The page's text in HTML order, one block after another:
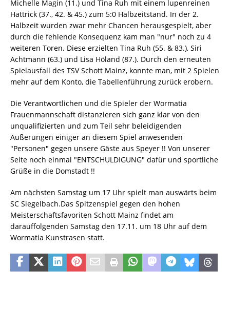
Michelle Magin (11.) und Tina Ruh mit einem lupenreinen
Hattrick (37., 42. & 45.) zum 5:0 Halbzeitstand. In der 2.
Halbzeit wurden zwar mehr Chancen herausgespielt, aber
durch die fehlende Konsequenz kam man "nur" noch zu 4
weiteren Toren. Diese erzielten Tina Ruh (55. & 83.), Siri
Achtmann (63.) und Lisa Höland (87.). Durch den erneuten
Spielausfall des TSV Schott Mainz, konnte man, mit 2 Spielen
mehr auf dem Konto, die Tabellenführung zurück erobern.
Die Verantwortlichen und die Spieler der Wormatia
Frauenmannschaft distanzieren sich ganz klar von den
unqualifizierten und zum Teil sehr beleidigenden
Äußerungen einiger an diesem Spiel anwesenden
"Personen" gegen unsere Gäste aus Speyer !! Von unserer
Seite noch einmal "ENTSCHULDIGUNG" dafür und sportliche
Grüße in die Domstadt !!
Am nächsten Samstag um 17 Uhr spielt man auswärts beim
SC Siegelbach.Das Spitzenspiel gegen den hohen
Meisterschaftsfavoriten Schott Mainz findet am
darauffolgenden Samstag den 17.11. um 18 Uhr auf dem
Wormatia Kunstrasen statt.